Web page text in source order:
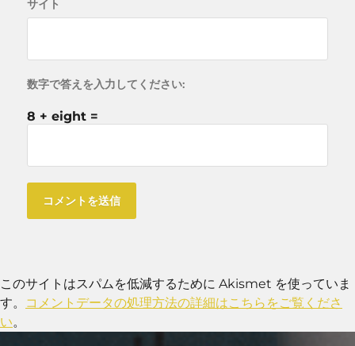
サイト
数字で答えを入力してください:
8 + eight =
このサイトはスパムを低減するために Akismet を使っていま
す。
コメントデータの処理方法の詳細はこちらをご覧くださ
い。